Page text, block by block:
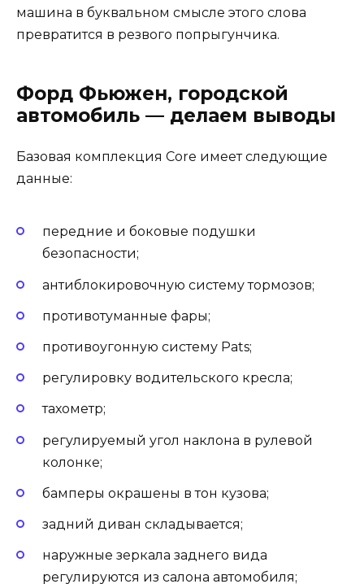
машина в буквальном смысле этого слова
превратится в резвого попрыгунчика.
Форд Фьюжен, городской
автомобиль — делаем выводы
Базовая комплекция Core имеет следующие
данные:
передние и боковые подушки
безопасности;
антиблокировочную систему тормозов;
противотуманные фары;
противоугонную систему Pats;
регулировку водительского кресла;
тахометр;
регулируемый угол наклона в рулевой
колонке;
бамперы окрашены в тон кузова;
задний диван складывается;
наружные зеркала заднего вида
регулируются из салона автомобиля;